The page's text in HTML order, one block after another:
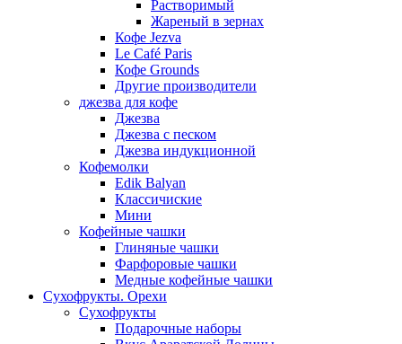
Растворимый
Жареный в зернах
Кофе Jezva
Le Café Paris
Кофе Grounds
Другие производители
джезва для кофе
Джезва
Джезва с песком
Джезва индукционной
Кофемолки
Edik Balyan
Классичиские
Мини
Кофейные чашки
Глиняные чашки
Фарфоровые чашки
Медные кофейные чашки
Сухофрукты. Орехи
Сухофрукты
Подарочные наборы